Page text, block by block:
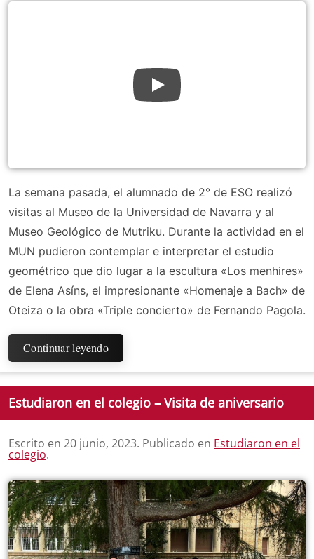
La semana pasada, el alumnado de 2° de ESO realizó
visitas al Museo de la Universidad de Navarra y al
Museo Geológico de Mutriku. Durante la actividad en el
MUN pudieron contemplar e interpretar el estudio
geométrico que dio lugar a la escultura «Los menhires»
de Elena Asíns, el impresionante «Homenaje a Bach» de
Oteiza o la obra «Triple concierto» de Fernando Pagola.
Continuar leyendo
Estudiaron en el colegio – Visita de aniversario
Escrito en 20 junio, 2023. Publicado en Estudiaron en el
colegio.